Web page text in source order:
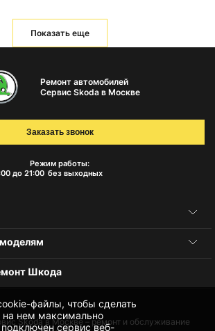
Показать еще
файлы, чтобы сделать
нем максимально
сервис веб-
Ремонт автомобилей
Сервис Skoda в Москве
Режим работы:
до 21:00 без выходных
Заказать звонок
Шкода
Skoda в Москве – ремонт и обслуживание